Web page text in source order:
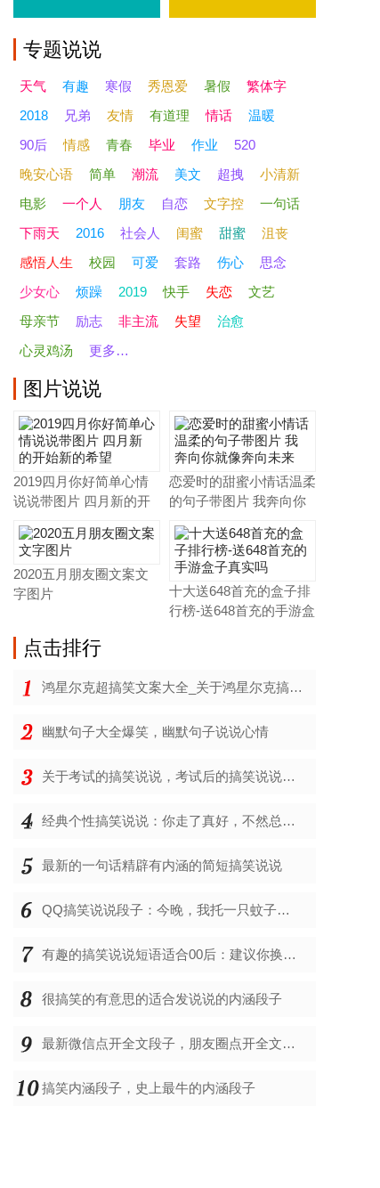
专题说说
天气 有趣 寒假 秀恩爱 暑假
繁体字
2018
兄弟 友情 有道理 情话
温暖
90后
情感 青春 毕业 作业
520
晚安心语
简单 潮流 美文 超拽
小清新
电影
一个人 朋友 自恋 文字控
一句话
下雨天
2016 社会人 闺蜜 甜蜜
沮丧
感悟人生
校园 可爱 套路 伤心
思念
少女心
烦躁 2019 快手 失恋
文艺
母亲节
励志 非主流 失望
治愈
心灵鸡汤
更多…
图片说说
2019四月你好简单心情
说说带图片 四月新的开
恋爱时的甜蜜小情话温柔
的句子带图片 我奔向你
2020五月朋友圈文案文
字图片
十大送648首充的盒子排
行榜-送648首充的手游盒
点击排行
鸿星尔克超搞笑文案大全_关于鸿星尔克搞笑说说
幽默句子大全爆笑，幽默句子说说心情
关于考试的搞笑说说，考试后的搞笑说说大全
经典个性搞笑说说：你走了真好，不然总要担心你要留下来吃饭
最新的一句话精辟有内涵的简短搞笑说说
QQ搞笑说说段子：今晚，我托一只蚊子去找你，让它替我亲亲你
有趣的搞笑说说短语适合00后：建议你换一换，你的女友很平凡
很搞笑的有意思的适合发说说的内涵段子
最新微信点开全文段子，朋友圈点开全文搞笑段子
搞笑内涵段子，史上最牛的内涵段子